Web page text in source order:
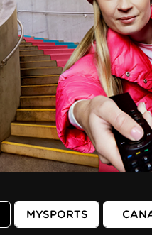
MYSPORTS